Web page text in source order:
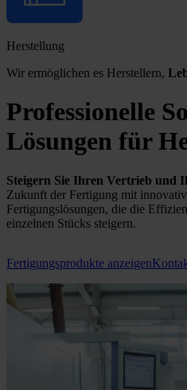
Herstellung
Wir ermöglichen es Herstellern,
Professionelle
Lösungen für
Steigern Sie Ihren Vertrieb und
Zukunft der Fertigung mit
Fertigungslösungen, die die
einzelnen Stücks steigern.
Fertigungsprodukte anzeigen